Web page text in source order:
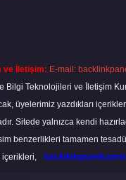
ve İletişim: E-mail:
Bilgi Teknolojileri ve İletişim
üyelerimiz yazdıkları
Sitede yalnızca kendi
benzerlikleri tamamen